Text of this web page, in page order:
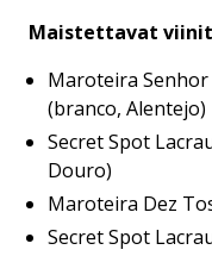
Maistettavat viinit
Maroteira Senhor
(branco, Alentejo)
Secret Spot
Douro)
Maroteira Dez
Secret Spot